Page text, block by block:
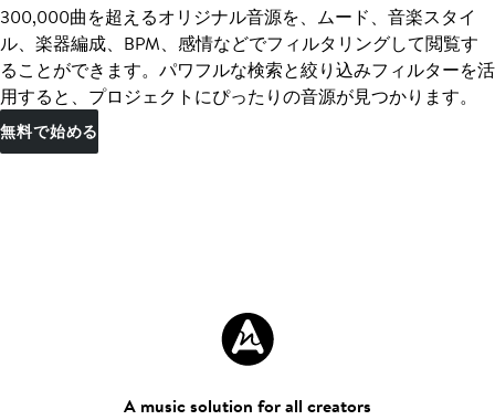
300,000曲を超えるオリジナル音源を、ムード、音楽スタイ
ル、楽器編成、BPM、感情などでフィルタリングして閲覧す
ることができます。パワフルな検索と絞り込みフィルターを活
用すると、プロジェクトにぴったりの音源が見つかります。
無料で始める
A music solution for all creators